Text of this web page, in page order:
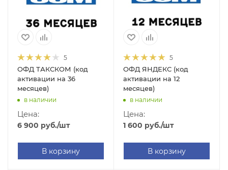
5
ОФД ТАКСКОМ (код
активации на 36
месяцев)
в наличии
Цена:
6 900 руб./шт
В корзину
5
ОФД ЯНДЕКС (код
активации на 12
месяцев)
в наличии
Цена:
1 600 руб./шт
В корзину